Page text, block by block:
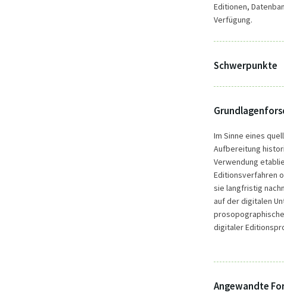
Editionen,
Verfügung.
Schwerpunkte
Im Sinne eines
Aufbereitung
Verwendung
Editionsverfahren
sie langfristig
auf der digitalen
digitaler
Angewandte